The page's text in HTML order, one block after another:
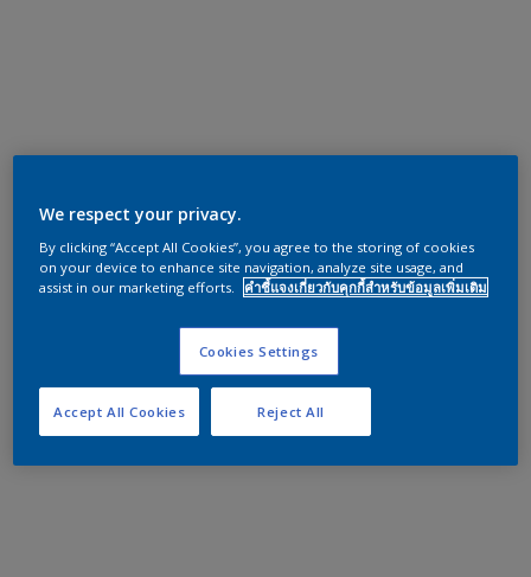
We respect your privacy.
By clicking “Accept All Cookies”, you agree to the storing of cookies
on your device to enhance site navigation, analyze site usage, and
assist in our marketing efforts.
คำชี้แจงเกี่ยวกับคุกกี้สำหรับข้อมูลเพิ่มเติม
Cookies Settings
Reject All
Accept All Cookies